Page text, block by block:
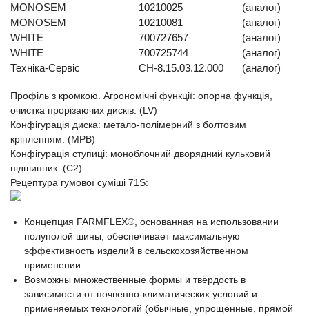
MONOSEM
10210025
(аналог)
MONOSEM
10210081
(аналог)
WHITE
700727657
(аналог)
WHITE
700725744
(аналог)
Техніка-Сервіс
СН-8.15.03.12.000 (аналог)
Профіль з кромкою. Агрономічні функції: опорна функція,
очистка прорізаючих дисків. (LV)
Конфігурація диска: метало-полімерний з болтовим
кріпленням. (MPB)
Конфігурація ступиці: моноблочний дворядний кульковий
підшипник. (C2)
Рецептура гумової суміші 71S:
Концепция FARMFLEX®, основанная на использовании
полуполой шины, обеспечивает максимальную
эффективность изделий в сельскохозяйственном
применении.
Возможны множественные формы и твёрдость в
зависимости от почвенно-климатических условий и
применяемых технологий (обычные, упрощённые, прямой